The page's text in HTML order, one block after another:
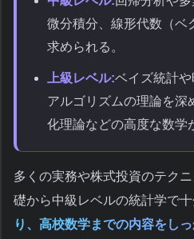
微分積分、線形代数（ベ
求められる。
上級レベル:ベイズ統計
アルゴリズムの理論を深
化理論などの高度な数学
多くの実務や株式投資のテク
礎から中級レベルの統計学で十
り、高校数学までの内容をし